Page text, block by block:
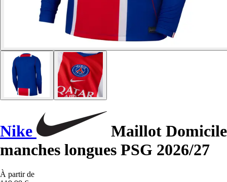
Nike
Maillot Domicile
manches longues PSG 2026/27
À partir de